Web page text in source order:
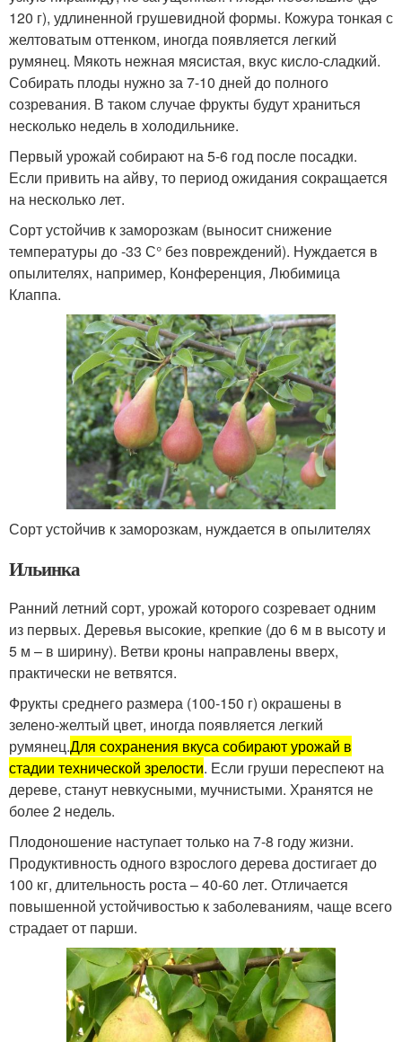
120 г), удлиненной грушевидной формы. Кожура тонкая с
желтоватым оттенком, иногда появляется легкий
румянец. Мякоть нежная мясистая, вкус кисло-сладкий.
Собирать плоды нужно за 7-10 дней до полного
созревания. В таком случае фрукты будут храниться
несколько недель в холодильнике.
Первый урожай собирают на 5-6 год после посадки.
Если привить на айву, то период ожидания сокращается
на несколько лет.
Сорт устойчив к заморозкам (выносит снижение
температуры до -33 С° без повреждений). Нуждается в
опылителях, например, Конференция, Любимица
Клаппа.
Сорт устойчив к заморозкам, нуждается в опылителях
Ильинка
Ранний летний сорт, урожай которого созревает одним
из первых. Деревья высокие, крепкие (до 6 м в высоту и
5 м – в ширину). Ветви кроны направлены вверх,
практически не ветвятся.
Фрукты среднего размера (100-150 г) окрашены в
зелено-желтый цвет, иногда появляется легкий
румянец.Для сохранения вкуса собирают урожай в
стадии технической зрелости. Если груши переспеют на
дереве, станут невкусными, мучнистыми. Хранятся не
более 2 недель.
Плодоношение наступает только на 7-8 году жизни.
Продуктивность одного взрослого дерева достигает до
100 кг, длительность роста – 40-60 лет. Отличается
повышенной устойчивостью к заболеваниям, чаще всего
страдает от парши.